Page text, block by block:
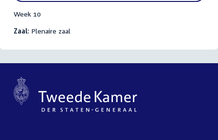
Week 10
Zaal: Plenaire zaal